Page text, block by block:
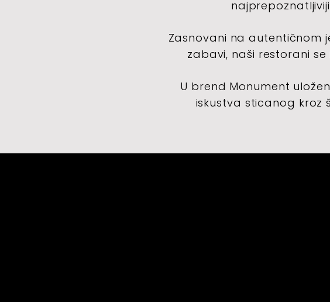
Zasnovani na autentičnom
zabavi, naši restorani
U brend Monument
iskustva sticanog kroz